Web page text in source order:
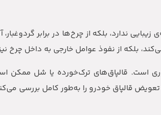
ندارد، بلکه از چرخ‌ها در برابر
بلکه از نفوذ عوامل خارجی به داخل چرخ
است. قالپاق‌های ترک‌خورده یا شل
تعویض قالپاق خودرو را به‌طور کامل بررسی